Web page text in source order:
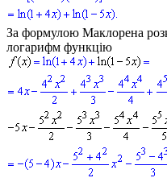
За формулою Маклорена
логарифм функцію